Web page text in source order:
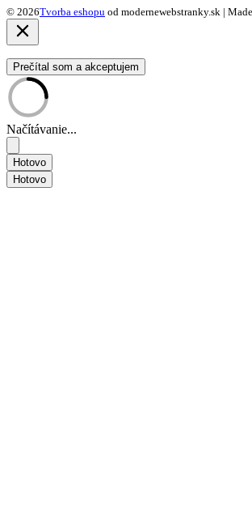
© 2026Tvorba eshopu od modernewebstranky.sk |
Prečítal som a akceptujem
Načítávanie...
Hotovo
Hotovo